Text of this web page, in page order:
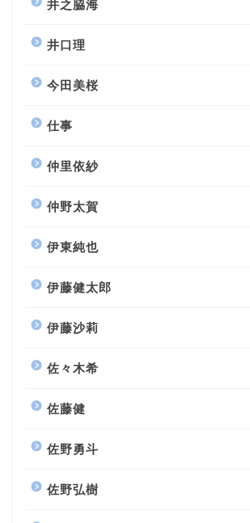
井之脇海
井口理
今田美桜
仕事
仲里依紗
仲野太賀
伊東純也
伊藤健太郎
伊藤沙莉
佐々木希
佐藤健
佐野勇斗
佐野弘樹